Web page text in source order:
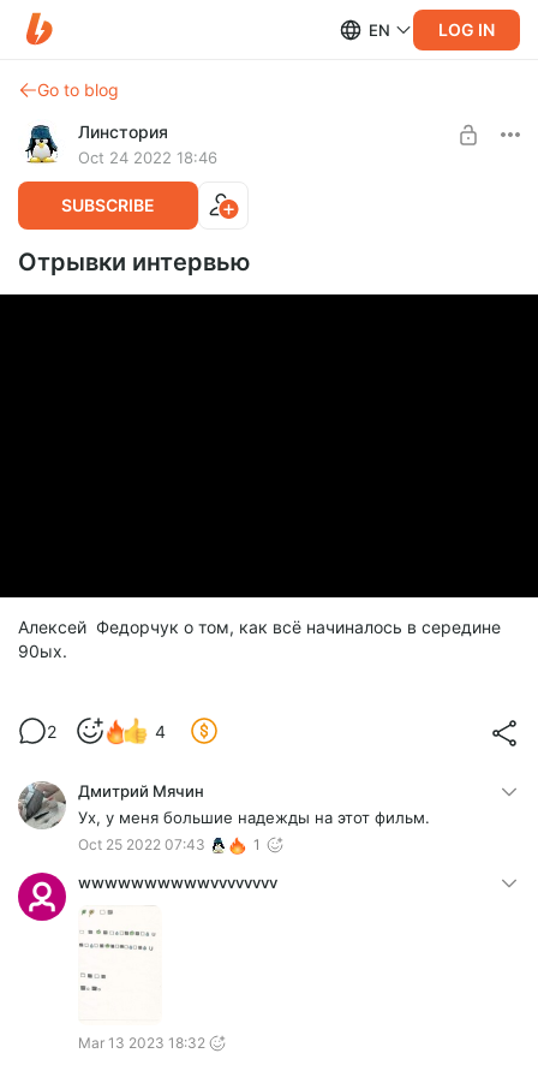
EN LOG IN
Go to blog
Линстория
Oct 24 2022 18:46
SUBSCRIBE
Отрывки интервью
Алексей Федорчук о том, как всё начиналось в середине
90ых.
2 4
Дмитрий Мячин
Ух, у меня большие надежды на этот фильм.
Oct 25 2022 07:43 1
wwwwwwwwwwvvvvvvvv
Mar 13 2023 18:32